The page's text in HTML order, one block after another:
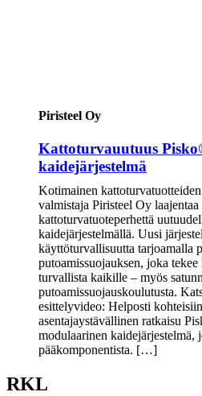
Piristeel Oy
Kattoturvauutuus
kaidejärjestelmä
Kotimainen
valmistaja Piristeel Oy
kattoturvatuoteperhettä
kaidejärjestelmällä. Uusi
käyttöturvallisuutta tarjoamalla
putoamissuojauksen, joka
turvallista kaikille – myös
putoamissuojauskoulutusta.
esittelyvideo: Helposti
asentajaystävällinen ratkaisu
modulaarinen kaidejärjestelmä,
pääkomponentista. […]
RKL